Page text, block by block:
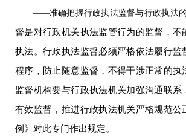
——准确把握行政执法监督与行政执法的
督是对行政机关执法监管行为的监督，不
执法。行政执法监督必须严格依法履行监
程序，防止随意监督，不得干涉正常的执
监督机构要与行政执法机关加强沟通联系
有效监督，推进行政执法机关严格规范公
例》对此专门作出规定。